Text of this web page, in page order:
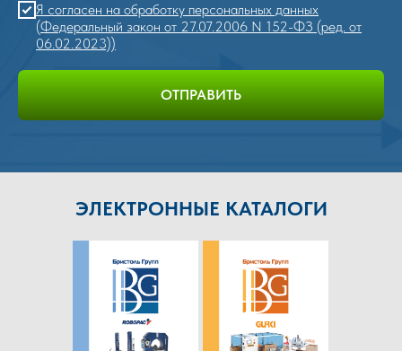
Я согласен на обработку персональных данных
(Федеральный закон от 27.07.2006 N 152-ФЗ (ред. от
06.02.2023))
ОТПРАВИТЬ
ЭЛЕКТРОННЫЕ КАТАЛОГИ